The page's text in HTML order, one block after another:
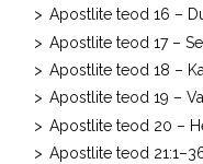
Apostlite teod 16 –
Apostlite teod 17 –
Apostlite teod 18 –
Apostlite teod 19 –
Apostlite teod 20 –
Apostlite teod